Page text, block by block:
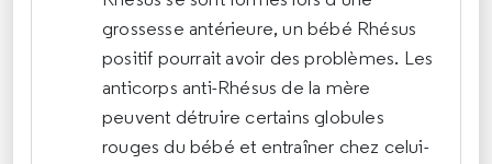
grossesse antérieure, un bébé Rhésus
positif pourrait avoir des problèmes. Les
anticorps anti-Rhésus de la mère
peuvent détruire certains globules
rouges du bébé et entraîner chez celui-